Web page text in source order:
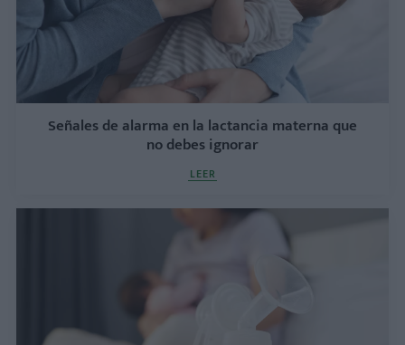
Señales de alarma en la lactancia materna que
no debes ignorar
LEER